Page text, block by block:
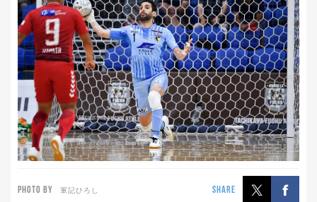
PHOTO BY 軍記ひろし SHARE